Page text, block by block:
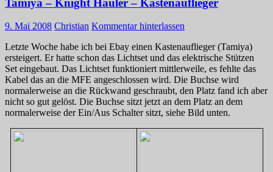
9. Mai 2008 Christian Kommentar hinterlassen
Letzte Woche habe ich bei Ebay einen Kastenauflieger (Tamiya)
ersteigert. Er hatte schon das Lichtset und das elektrische Stützen
Set eingebaut. Das Lichtset funktioniert mittlerweile, es fehlte das
Kabel das an die MFE angeschlossen wird. Die Buchse wird
normalerweise an die Rückwand geschraubt, den Platz fand ich aber
nicht so gut gelöst. Die Buchse sitzt jetzt an dem Platz an dem
normalerweise der Ein/Aus Schalter sitzt, siehe Bild unten.